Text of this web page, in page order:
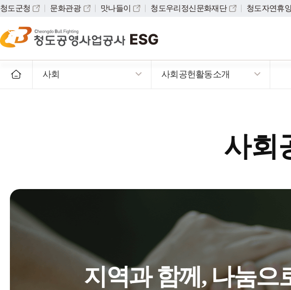
청도군청 문화관광 맛나들이 청도우리정신문화재단 청도자연휴
사회 사회공헌활동소개
사회
지역과 함께, 나눔으